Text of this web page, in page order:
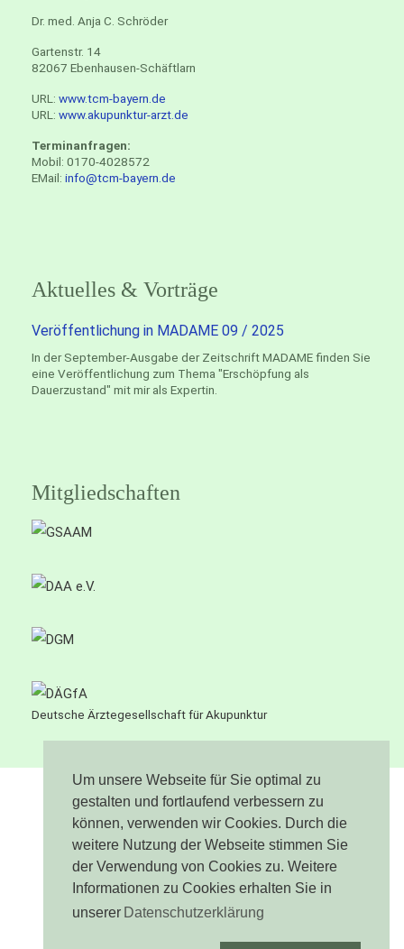
Um unsere Webseite für Sie optimal zu
gestalten und fortlaufend verbessern zu
können, verwenden wir Cookies. Durch die
weitere Nutzung der Webseite stimmen Sie
der Verwendung von Cookies zu. Weitere
Informationen zu Cookies erhalten Sie in
unserer Datenschutzerklärung
Dr. med. Anja C. Schröder
Gartenstr. 14
82067 Ebenhausen-Schäftlarn
URL: www.tcm-bayern.de
URL: www.akupunktur-arzt.de
Terminanfragen:
Mobil: 0170-4028572
EMail: info@tcm-bayern.de
Aktuelles & Vorträge
Veröffentlichung in MADAME 09 / 2025
In der September-Ausgabe der Zeitschrift MADAME finden Sie
eine Veröffentlichung zum Thema "Erschöpfung als
Dauerzustand" mit mir als Expertin.
Mitgliedschaften
Deutsche Ärztegesellschaft für Akupunktur
Impressum
Datenschutz
Sitemap